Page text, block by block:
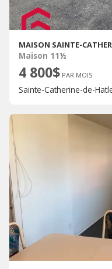
MAISON SAINTE-
Maison 11½
4 800$ PAR MOIS
Sainte-Catherine-de-